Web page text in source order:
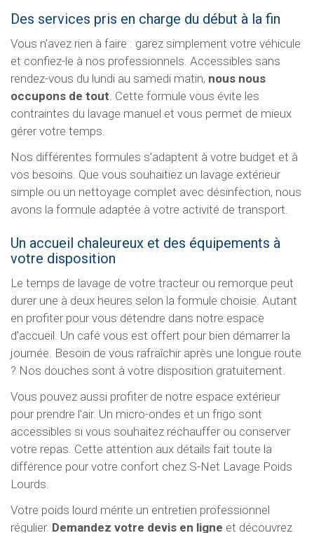
Des services pris en charge du début à la fin
Vous n'avez rien à faire : garez simplement votre véhicule
et confiez-le à nos professionnels. Accessibles sans
rendez-vous du lundi au samedi matin, nous nous
occupons de tout . Cette formule vous évite les
contraintes du lavage manuel et vous permet de mieux
gérer votre temps.
Nos différentes formules s'adaptent à votre budget et à
vos besoins. Que vous souhaitiez un lavage extérieur
simple ou un nettoyage complet avec désinfection, nous
avons la formule adaptée à votre activité de transport.
Un accueil chaleureux et des équipements à
votre disposition
Le temps de lavage de votre tracteur ou remorque peut
durer une à deux heures selon la formule choisie. Autant
en profiter pour vous détendre dans notre espace
d'accueil. Un café vous est offert pour bien démarrer la
journée. Besoin de vous rafraîchir après une longue route
? Nos douches sont à votre disposition gratuitement.
Vous pouvez aussi profiter de notre espace extérieur
pour prendre l'air. Un micro-ondes et un frigo sont
accessibles si vous souhaitez réchauffer ou conserver
votre repas. Cette attention aux détails fait toute la
différence pour votre confort chez S-Net Lavage Poids
Lourds.
Votre poids lourd mérite un entretien professionnel
régulier. Demandez votre devis en ligne et découvrez